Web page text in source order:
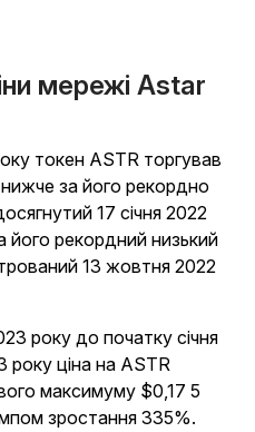
мережі Astar
токен ASTR торгував
за його рекордно
17 січня 2022
його рекордний низький
13 жовтня 2022
року до початку січня
ціна на ASTR
максимуму $0,17 5
зростання 335%.